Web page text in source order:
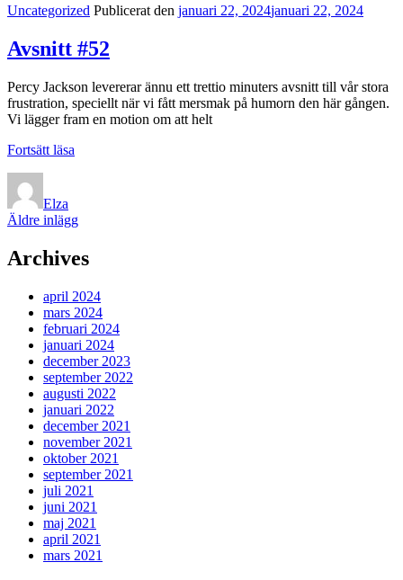
Kategorilänkar
Uncategorized Publicerat den januari 22, 2024januari 22, 2024
Avsnitt #52
Percy Jackson levererar ännu ett trettio minuters avsnitt till vår stora
frustration, speciellt när vi fått mersmak på humorn den här gången.
Vi lägger fram en motion om att helt
Fortsätt läsa
Elza
Inläggsnavigering
Äldre inlägg
Archives
april 2024
mars 2024
februari 2024
januari 2024
december 2023
september 2022
augusti 2022
januari 2022
december 2021
november 2021
oktober 2021
september 2021
juli 2021
juni 2021
maj 2021
april 2021
mars 2021